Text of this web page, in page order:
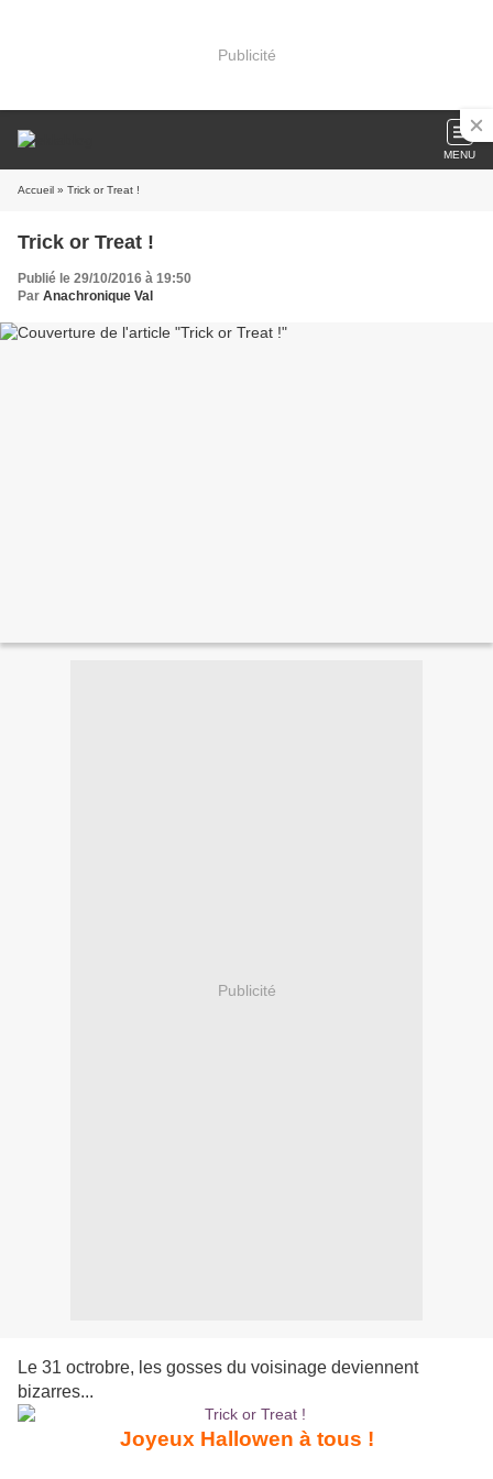
Publicité
MENU
Accueil » Trick or Treat !
Trick or Treat !
Publié le 29/10/2016 à 19:50
Par Anachronique Val
Publicité
Le 31 octrobre, les gosses du voisinage deviennent
bizarres...
Joyeux Hallowen à tous !